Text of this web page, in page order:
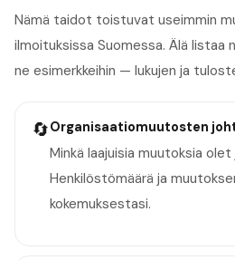
Nämä taidot toistuvat useimmin
ilmoituksissa Suomessa. Älä listaa
ne esimerkkeihin — lukujen ja
🔄Organisaatiomuutosten
Minkä laajuisia muutoksia
Henkilöstömäärä ja
kokemuksestasi.